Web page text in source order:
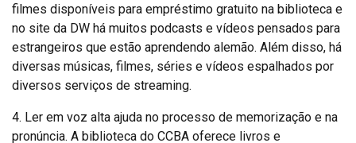
filmes disponíveis para empréstimo gratuito na biblioteca e
no site da DW há muitos podcasts e vídeos pensados para
estrangeiros que estão aprendendo alemão. Além disso, há
diversas músicas, filmes, séries e vídeos espalhados por
diversos serviços de streaming.
4. Ler em voz alta ajuda no processo de memorização e na
pronúncia. A biblioteca do CCBA oferece livros e